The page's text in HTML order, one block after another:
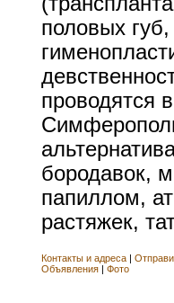
половых
проводятся
бородавок,
папиллом,
растяжек,
Контакты и адреса |
Объявления | Фото